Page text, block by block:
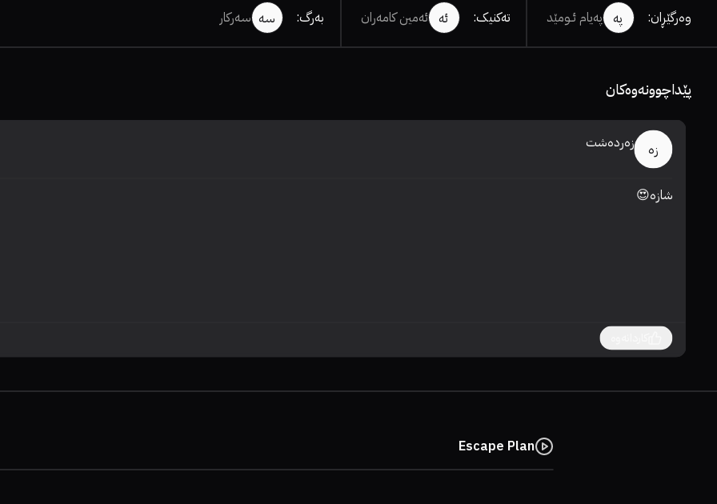
وەرگێڕان: پە پەیام ئــومێد تەکنیک: ئە ئەمین کامەران بەرگ: سە سەرکار
پێداچوونەوەکان
زە زەردەشت
شازە😍
Escape Plan